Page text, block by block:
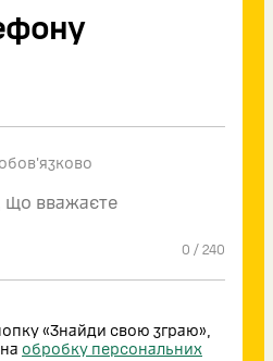
0 / 240
«Знайди свою зграю»,
обробку персональних